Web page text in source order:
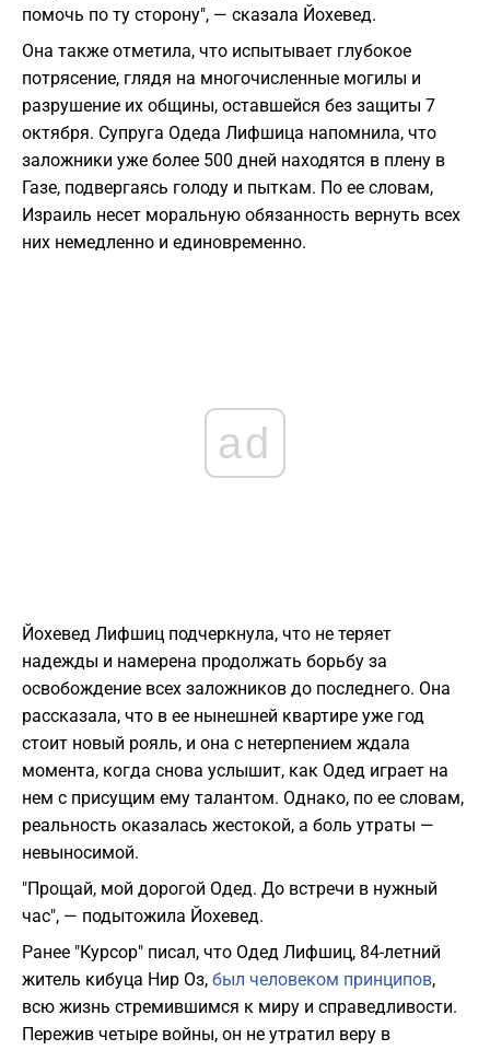
помочь по ту сторону", — сказала Йохевед.
Она также отметила, что испытывает глубокое
потрясение, глядя на многочисленные могилы и
разрушение их общины, оставшейся без защиты 7
октября. Супруга Одеда Лифшица напомнила, что
заложники уже более 500 дней находятся в плену в
Газе, подвергаясь голоду и пыткам. По ее словам,
Израиль несет моральную обязанность вернуть всех
них немедленно и единовременно.
ad
Йохевед Лифшиц подчеркнула, что не теряет
надежды и намерена продолжать борьбу за
освобождение всех заложников до последнего. Она
рассказала, что в ее нынешней квартире уже год
стоит новый рояль, и она с нетерпением ждала
момента, когда снова услышит, как Одед играет на
нем с присущим ему талантом. Однако, по ее словам,
реальность оказалась жестокой, а боль утраты —
невыносимой.
"Прощай, мой дорогой Одед. До встречи в нужный
час", — подытожила Йохевед.
Ранее "Курсор" писал, что Одед Лифшиц, 84-летний
житель кибуца Нир Оз, был человеком принципов,
всю жизнь стремившимся к миру и справедливости.
Пережив четыре войны, он не утратил веру в